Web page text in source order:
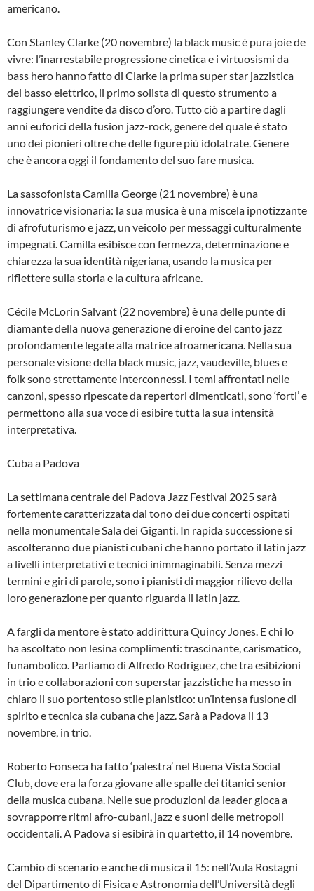
americano.
Con Stanley Clarke (20 novembre) la black music è pura joie de
vivre: l’inarrestabile progressione cinetica e i virtuosismi da
bass hero hanno fatto di Clarke la prima super star jazzistica
del basso elettrico, il primo solista di questo strumento a
raggiungere vendite da disco d’oro. Tutto ciò a partire dagli
anni euforici della fusion jazz-rock, genere del quale è stato
uno dei pionieri oltre che delle figure più idolatrate. Genere
che è ancora oggi il fondamento del suo fare musica.
La sassofonista Camilla George (21 novembre) è una
innovatrice visionaria: la sua musica è una miscela ipnotizzante
di afrofuturismo e jazz, un veicolo per messaggi culturalmente
impegnati. Camilla esibisce con fermezza, determinazione e
chiarezza la sua identità nigeriana, usando la musica per
riflettere sulla storia e la cultura africane.
Cécile McLorin Salvant (22 novembre) è una delle punte di
diamante della nuova generazione di eroine del canto jazz
profondamente legate alla matrice afroamericana. Nella sua
personale visione della black music, jazz, vaudeville, blues e
folk sono strettamente interconnessi. I temi affrontati nelle
canzoni, spesso ripescate da repertori dimenticati, sono ‘forti’ e
permettono alla sua voce di esibire tutta la sua intensità
interpretativa.
Cuba a Padova
La settimana centrale del Padova Jazz Festival 2025 sarà
fortemente caratterizzata dal tono dei due concerti ospitati
nella monumentale Sala dei Giganti. In rapida successione si
ascolteranno due pianisti cubani che hanno portato il latin jazz
a livelli interpretativi e tecnici inimmaginabili. Senza mezzi
termini e giri di parole, sono i pianisti di maggior rilievo della
loro generazione per quanto riguarda il latin jazz.
A fargli da mentore è stato addirittura Quincy Jones. E chi lo
ha ascoltato non lesina complimenti: trascinante, carismatico,
funambolico. Parliamo di Alfredo Rodriguez, che tra esibizioni
in trio e collaborazioni con superstar jazzistiche ha messo in
chiaro il suo portentoso stile pianistico: un’intensa fusione di
spirito e tecnica sia cubana che jazz. Sarà a Padova il 13
novembre, in trio.
Roberto Fonseca ha fatto ‘palestra’ nel Buena Vista Social
Club, dove era la forza giovane alle spalle dei titanici senior
della musica cubana. Nelle sue produzioni da leader gioca a
sovrapporre ritmi afro-cubani, jazz e suoni delle metropoli
occidentali. A Padova si esibirà in quartetto, il 14 novembre.
Cambio di scenario e anche di musica il 15: nell’Aula Rostagni
del Dipartimento di Fisica e Astronomia dell’Università degli